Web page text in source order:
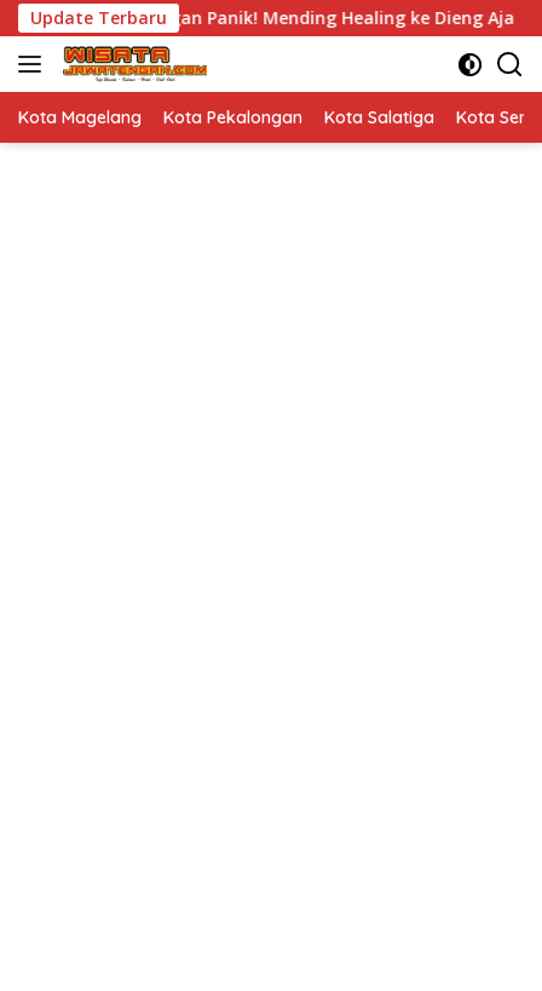
Langsung
ke
konten
Update Terbaru
Demo, Jangan Panik! Mending Healing ke Dieng Aja
Kota Magelang Kota Pekalongan Kota Salatiga Kota